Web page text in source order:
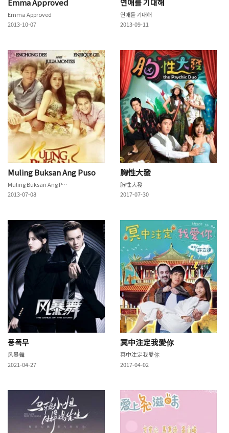
Emma Approved
2013-10-07
연애를 기대해
2013-09-11
Muling Buksan Ang Puso
Muling Buksan Ang Puso
2013-07-08
胸性大發
胸性大發
2017-07-30
풍폭무
风暴舞
2021-04-27
冥中注定我愛你
冥中注定我愛你
2017-04-02